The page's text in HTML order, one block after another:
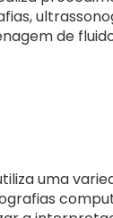
de
uma